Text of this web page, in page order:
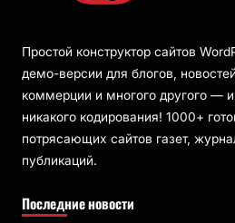
Простой конструктор сайтов
демо-версии для блогов,
коммерции и многого другого —
никакого кодирования! 1000+
потрясающих сайтов газет,
публикаций.
Последние новости